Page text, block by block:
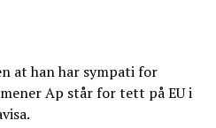
at han har sympati for
Ap står for tett på EU i